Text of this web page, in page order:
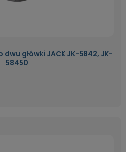
JACK JK-5842, JK-
58450